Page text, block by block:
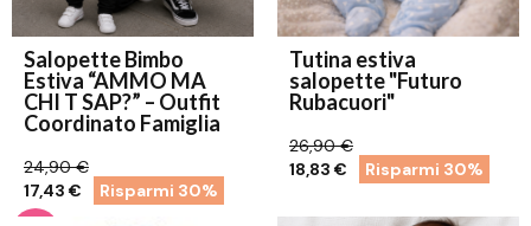
Salopette Bimbo
Estiva “AMMO MA
CHI T SAP?” – Outfit
Coordinato Famiglia
24,90 €
17,43 €
Risparmi 30%
Tutina estiva
salopette "Futuro
Rubacuori"
26,90 €
18,83 €
Risparmi 30%